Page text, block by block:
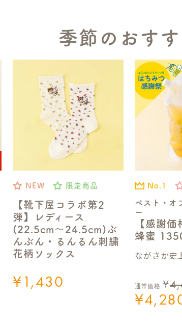
季節のおす
NEW 限定商品
【靴下屋コラボ第2
弾】レディース
(22.5cm～24.5cm)ぶ
んぶん・るんるん刺繍
花柄ソックス
¥1,430
No.1
ベスト・オ
ー
【感謝
蜂蜜
ながさか史
通常価格 ¥
¥